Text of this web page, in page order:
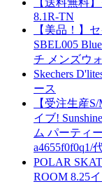
8.1R-TN
【美品！】
SBEL005
チ メンズウ
Skechers
ース
【受注生産
イブ!
ム パーティ
a4655f0f0q1/
POLAR
ROOM 8.25